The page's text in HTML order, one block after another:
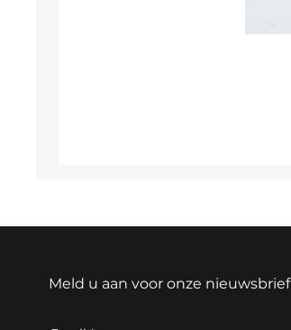
Meld u aan voor onze nieuwsbrief